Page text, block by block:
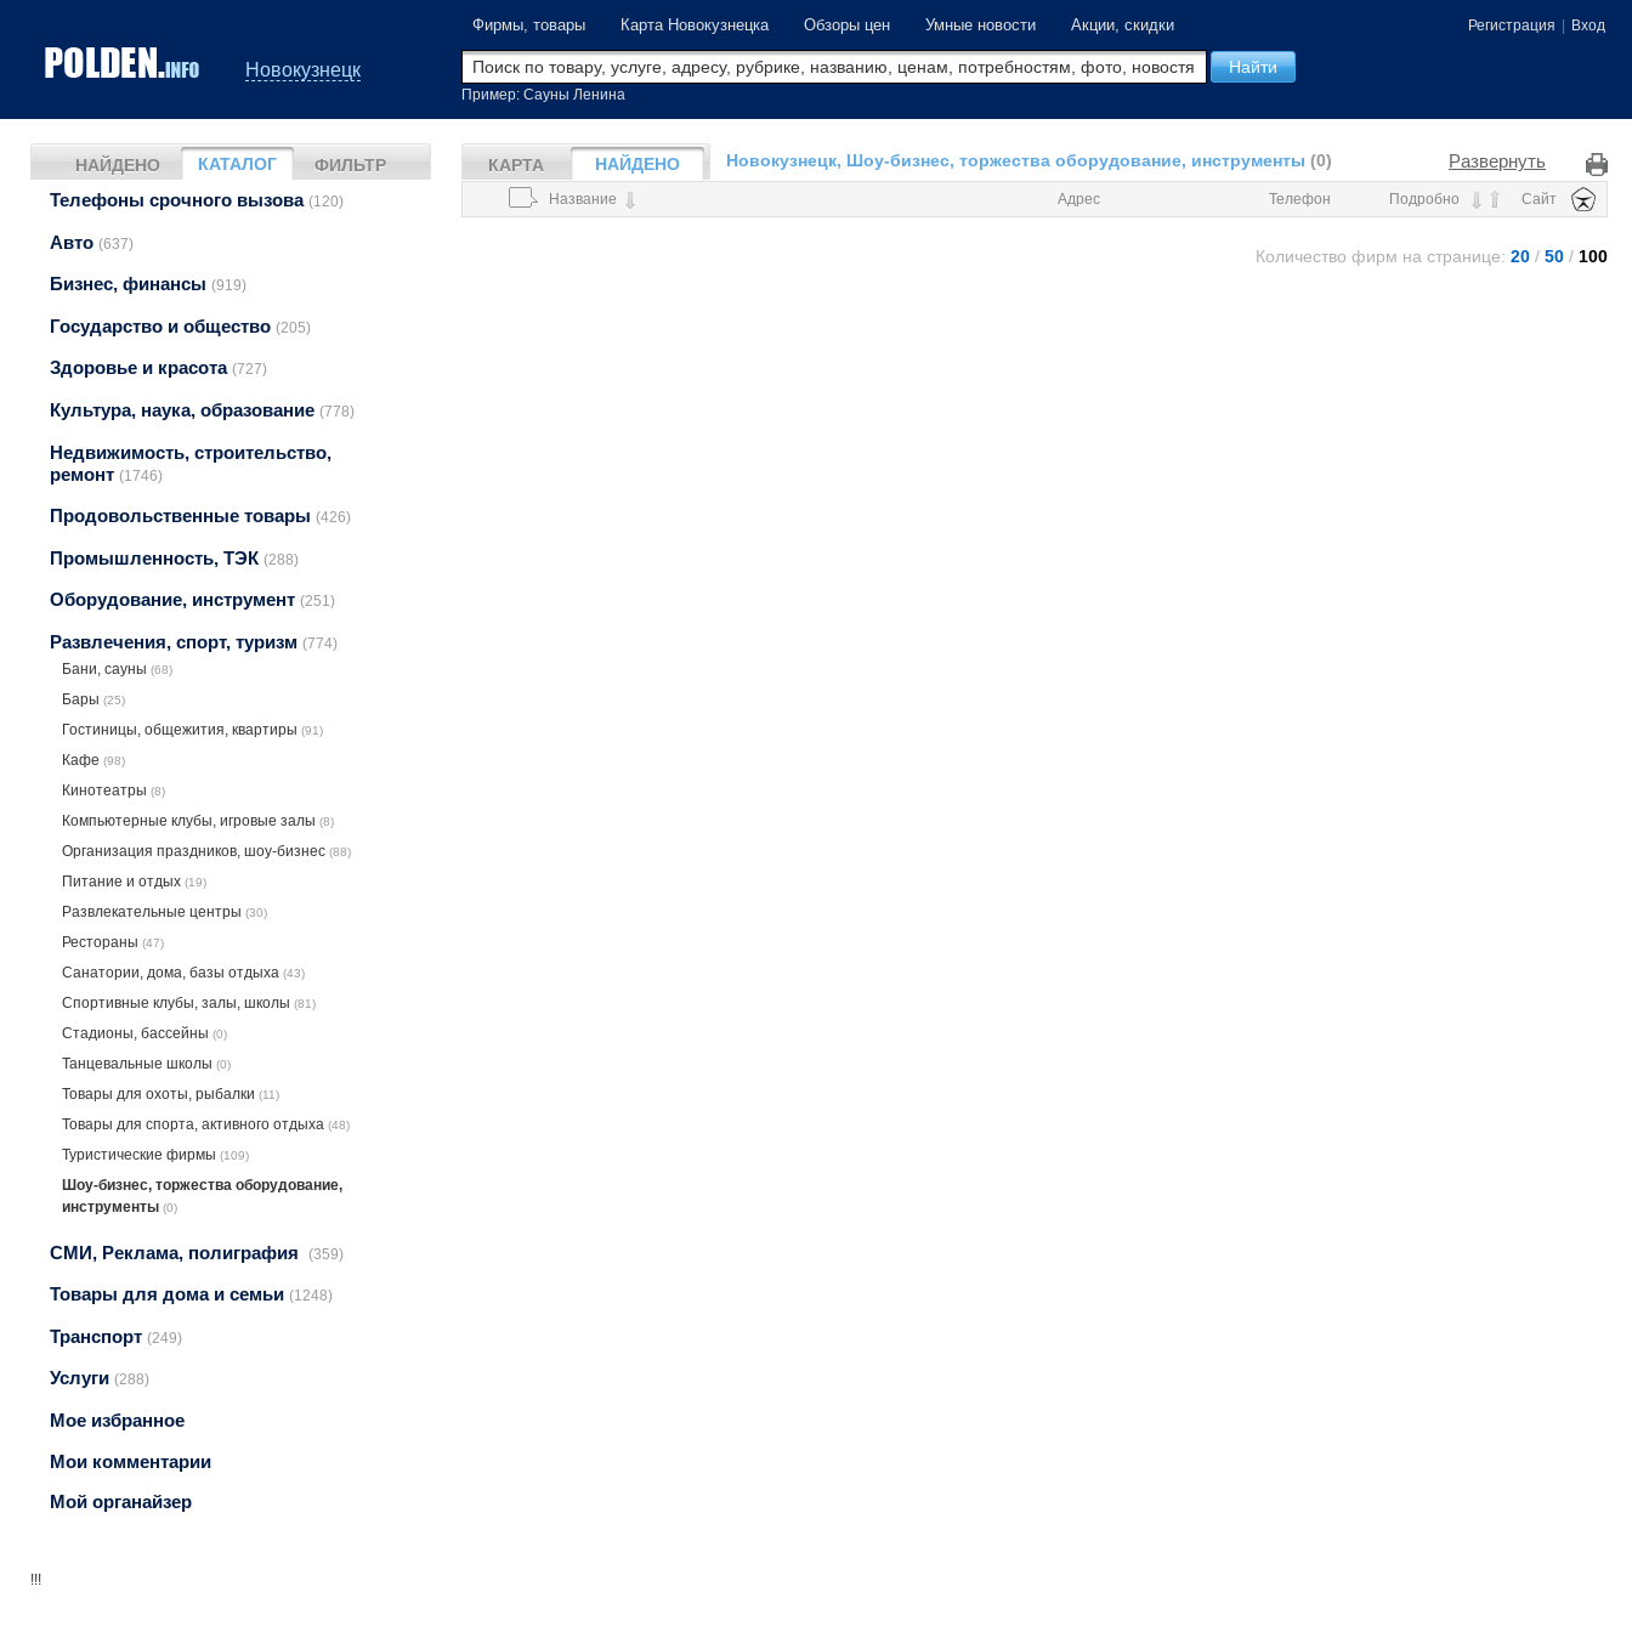
Новокузнецк
Регистрация Вход
Фирмы, товары Карта Новокузнецка Обзоры цен Умные новости Акции, скидки
Пример: Сауны Ленина
НАЙДЕНО КАТАЛОГ ФИЛЬТР
Телефоны срочного вызова (120)
Авто (637)
Бизнес, финансы (919)
Государство и общество (205)
Здоровье и красота (727)
Культура, наука, образование (778)
Недвижимость, строительство,
ремонт (1746)
Продовольственные товары (426)
Промышленность, ТЭК (288)
Оборудование, инструмент (251)
Развлечения, спорт, туризм (774)
Бани, сауны (68)
Бары (25)
Гостиницы, общежития, квартиры (91)
Кафе (98)
Кинотеатры (8)
Компьютерные клубы, игровые залы (8)
Организация праздников, шоу-бизнес (88)
Питание и отдых (19)
Развлекательные центры (30)
Рестораны (47)
Санатории, дома, базы отдыха (43)
Спортивные клубы, залы, школы (81)
Стадионы, бассейны (0)
Танцевальные школы (0)
Товары для охоты, рыбалки (11)
Товары для спорта, активного отдыха (48)
Туристические фирмы (109)
Шоу-бизнес, торжества оборудование,
инструменты (0)
СМИ, Реклама, полиграфия (359)
Товары для дома и семьи (1248)
Транспорт (249)
Услуги (288)
Мое избранное
Мои комментарии
Мой органайзер
!!!
Развернуть
КАРТА НАЙДЕНО Новокузнецк, Шоу-бизнес, торжества оборудование, инструменты (0)
Название Адрес Телефон Подробно Сайт
Количество фирм на странице: 20 / 50 / 100